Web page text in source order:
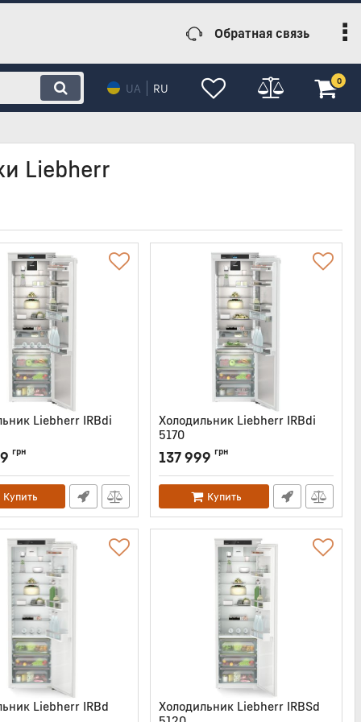
Обратная связь
RU
UA
0
Liebherr
Liebherr IRBdi
грн
Купить
Холодильник Liebherr IRBdi
5170
Артикул: IRBDI5170
137 999 грн
Купить
Liebherr IRBd
Холодильник Liebherr IRBSd